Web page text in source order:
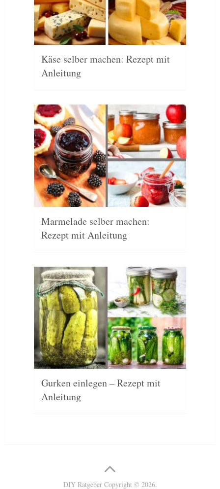
Käse selber machen: Rezept mit
Anleitung
Marmelade selber machen:
Rezept mit Anleitung
Gurken einlegen – Rezept mit
Anleitung
DIY RatgeberCopyright © 2026.